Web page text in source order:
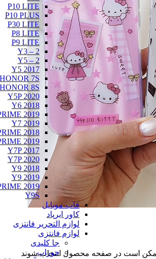
P10 LITE
P10 PLUS
P30 LITE
P8 LITE
P9 LITE
Y3 – 2
Y5 – 2
Y5 2017
7S
8S
Y5P 2020
Y6 2018
2019
Y7 2019
2018
2019
Y7P 2017
Y7P 2020
Y9 2018
Y9 2019
2019
Y9S
قاب-موبایل
کاور ایرپاد
لوازم التحریر فانتزی
لوازم فانتزی
جا کلیدی
جوراب
ممکن است در صفحه محصول انتخاب شوند